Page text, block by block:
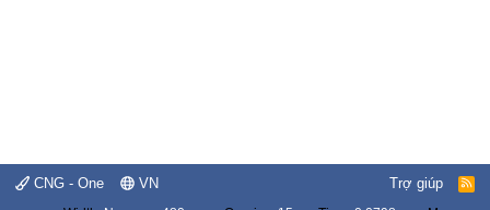
CNG - One VN Trợ giúp
R